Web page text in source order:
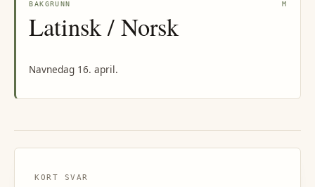
BAKGRUNN M
Latinsk / Norsk
Navnedag 16. april.
KORT SVAR